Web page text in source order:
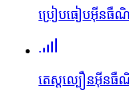
ប្រៀបធៀបអ៊ីនធឺ
តេស្តល្បឿនអ៊ីនធឺ